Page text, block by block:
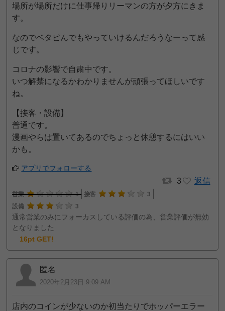
場所が場所だけに仕事帰りリーマンの方が夕方にきま
す。
なのでベタピんでもやっていけるんだろうなーって感
じです。
コロナの影響で自粛中です。
いつ解禁になるかわかりませんが頑張ってほしいです
ね。
【接客・設備】
普通です。
漫画やらは置いてあるのでちょっと休憩するにはいい
かも。
アプリでフォローする
3 返信
営業 1 接客
3
設備
3
通常営業のみにフォーカスしている評価の為、営業評価が無効
となりました
16pt GET!
匿名
2020年2月23日 9:09 AM
店内のコインが少ないのか初当たりでホッパーエラー